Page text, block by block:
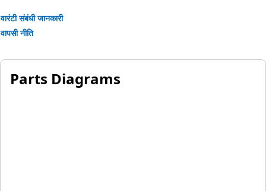
वारंटी संबंधी जानकारी
वापसी नीति
Parts Diagrams